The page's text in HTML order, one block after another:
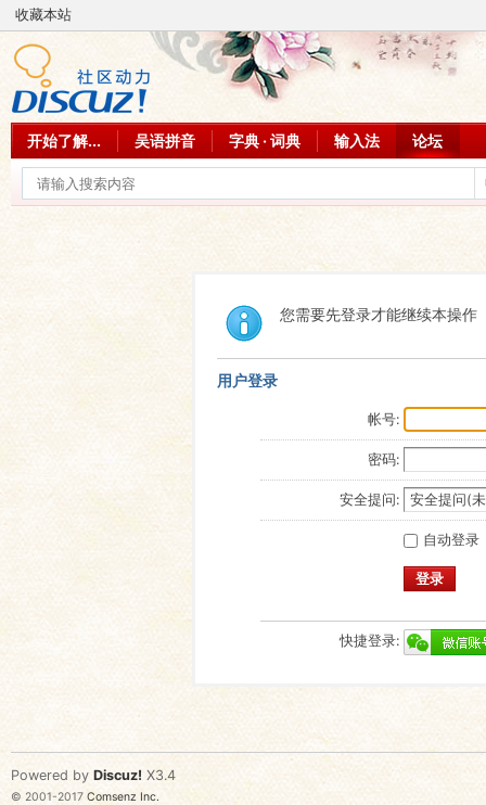
收藏本站
开始了解... 吴语拼音 字典 · 词典 输入法 论坛
您需要先登录才能继续本操作
用户登录
帐号:
密码:
安全提问:
自动登录
登录
快捷登录:
Powered by Discuz! X3.4
© 2001-2017 Comsenz Inc.